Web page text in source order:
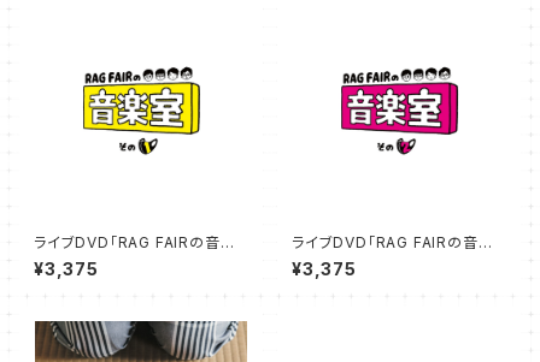
ライブDVD「RAG FAIRの音楽
室その1」25%オフSALE
¥3,375
ライブDVD「RAG FAIRの音楽
室その2」25％オフSALE
¥3,375